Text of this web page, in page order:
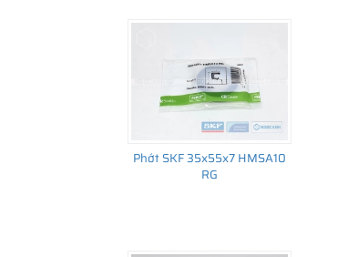
Phớt SKF 35x55x7 HMSA10
RG